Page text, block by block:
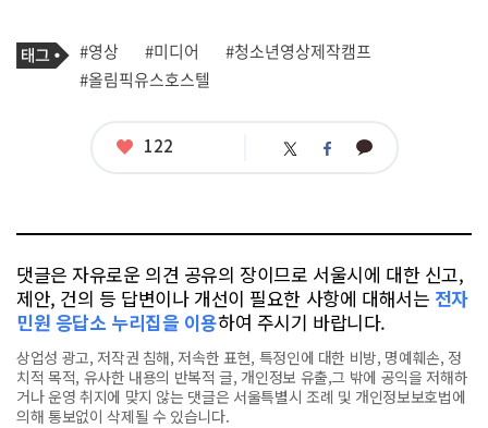
기
사
관
련
태
그
#영상 #미디어
#청소년영상제작캠프
#올림픽유스호스텔
좋
122 트 페 카
댓글은 자유로운 의견 공유의 장이므로 서울시에 대한 신고,
제안, 건의 등 답변이나 개선이 필요한 사항에 대해서는 전자
민원 응답소 누리집을 이용하여 주시기 바랍니다.
상업성 광고, 저작권 침해, 저속한 표현, 특정인에 대한 비방, 명예훼손, 정
치적 목적, 유사한 내용의 반복적 글, 개인정보 유출,그 밖에 공익을 저해하
거나 운영 취지에 맞지 않는 댓글은 서울특별시 조례 및 개인정보보호법에
의해 통보없이 삭제될 수 있습니다.